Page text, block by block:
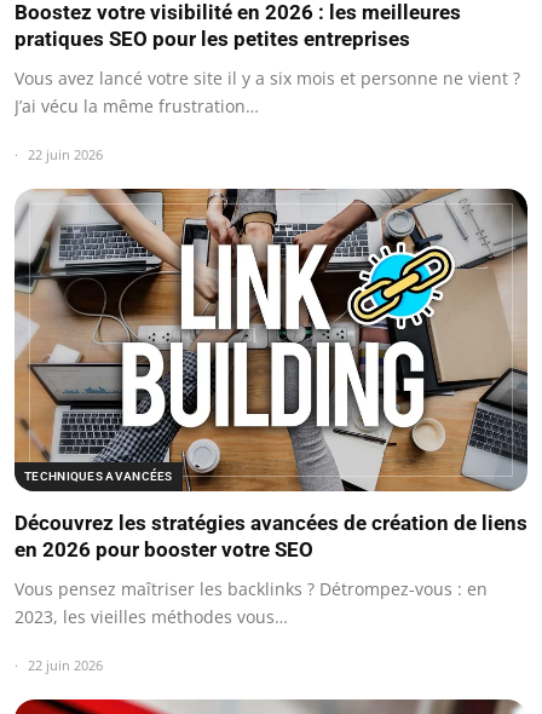
Boostez votre visibilité en 2026 : les meilleures
pratiques SEO pour les petites entreprises
Vous avez lancé votre site il y a six mois et personne ne vient ?
J’ai vécu la même frustration…
22 juin 2026
TECHNIQUES AVANCÉES
Découvrez les stratégies avancées de création de liens
en 2026 pour booster votre SEO
Vous pensez maîtriser les backlinks ? Détrompez-vous : en
2023, les vieilles méthodes vous…
22 juin 2026